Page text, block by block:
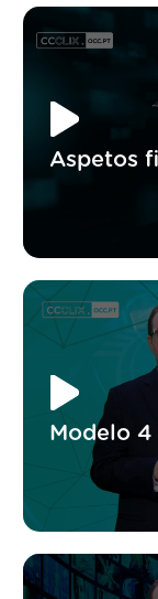
Aspetos
Modelo 4